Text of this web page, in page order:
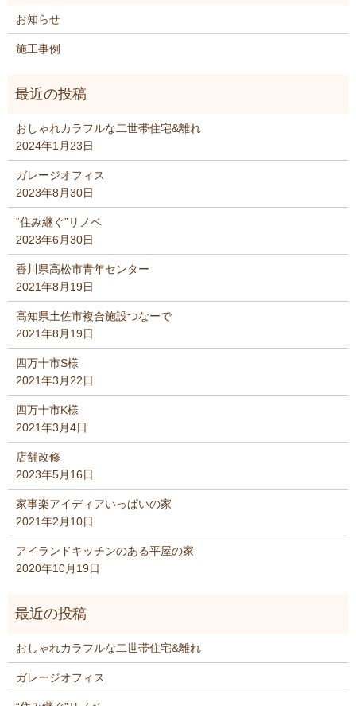
お知らせ
施工事例
おしゃれカラフルな二世帯住宅&離れ
2024年1月23日
ガレージオフィス
2023年8月30日
“住み継ぐ”リノベ
2023年6月30日
香川県高松市青年センター
2021年8月19日
高知県土佐市複合施設つなーで
2021年8月19日
四万十市S様
2021年3月22日
四万十市K様
2021年3月4日
店舗改修
2023年5月16日
家事楽アイディアいっぱいの家
2021年2月10日
アイランドキッチンのある平屋の家
2020年10月19日
おしゃれカラフルな二世帯住宅&離れ
ガレージオフィス